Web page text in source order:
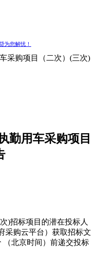
为您解忧！
采购项目（二次）(三次)
勤用车采购项目
)招标项目的潜在投标人
采购云平台）获取招标文
（北京时间）前递交投标